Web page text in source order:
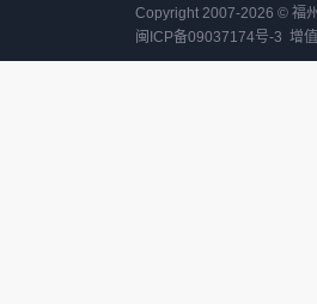
Copyright 2007-2026 © 福
闽ICP备09037174号-3 增